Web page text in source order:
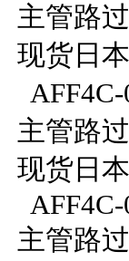
主管路
现货日
主管路
现货日
主管路